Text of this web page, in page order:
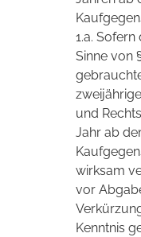
1.a.
Sinne von
und
Jahr ab
wirksam
vor
Kenntnis